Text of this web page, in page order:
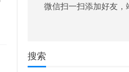
微信扫一扫添加好友，
搜索